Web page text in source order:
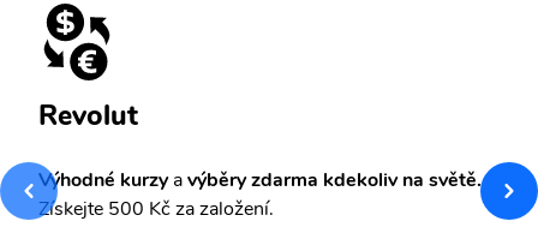
Revolut
Výhodné kurzyavýběry zdarma kdekoliv na světě.
Získejte 500 Kč za založení.